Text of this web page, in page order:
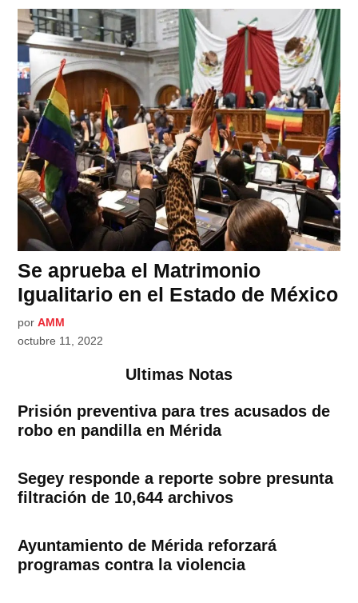
Se aprueba el Matrimonio
Igualitario en el Estado de México
por AMM
octubre 11, 2022
Ultimas Notas
Prisión preventiva para tres acusados de
robo en pandilla en Mérida
Segey responde a reporte sobre presunta
filtración de 10,644 archivos
Ayuntamiento de Mérida reforzará
programas contra la violencia